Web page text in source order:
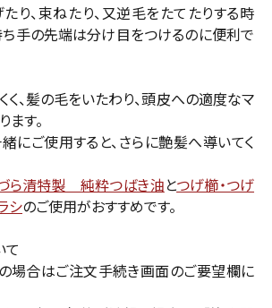
り、束ねたり、又逆毛をたてたりする時
ち手の先端は分け目をつけるのに便利で
く、髪の毛をいたわり、頭皮への適度なマ
す。
にご使用すると、さらに艶髪へ導いてく
ら清特製 純粋つばき油とつげ櫛・つげ
シのご使用がおすすめです。
て
場合はご注文手続き画面のご要望欄に